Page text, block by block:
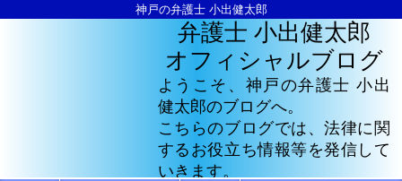
神戸の弁護士 小出健太郎
弁護士 小出健太郎
オフィシャルブログ
ようこそ、神戸の弁護士 小出
健太郎のブログへ。
こちらのブログでは、法律に関
するお役立ち情報等を発信して
いきます。